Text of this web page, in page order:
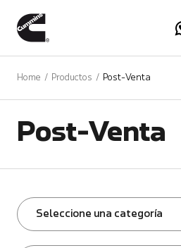
Home Productos Post-Venta
Post-Venta
Seleccione una categoría